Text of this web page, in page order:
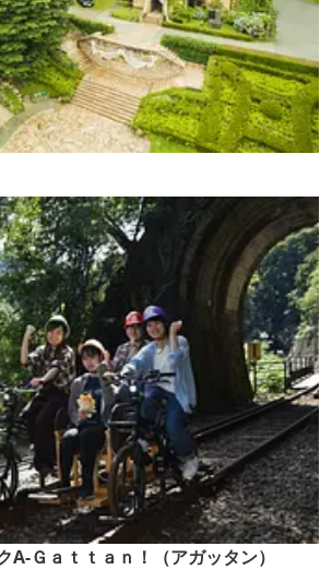
A-Ｇａｔｔａｎ！（アガッタン）